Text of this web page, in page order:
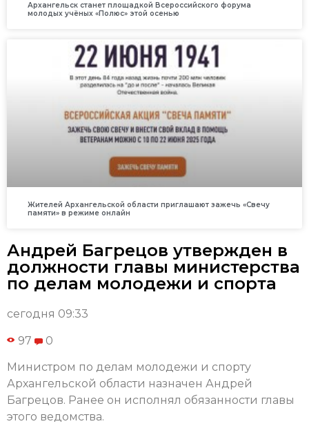
Архангельск станет площадкой Всероссийского форума
молодых учёных «Полюс» этой осенью
Жителей Архангельской области приглашают зажечь «Свечу
памяти» в режиме онлайн
Андрей Багрецов утвержден в
должности главы министерства
по делам молодежи и спорта
сегодня 09:33
97 0
Министром по делам молодежи и спорту
Архангельской области назначен Андрей
Багрецов. Ранее он исполнял обязанности главы
этого ведомства.